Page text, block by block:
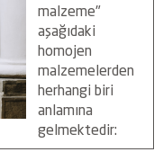
malzeme"
aşağıdaki
homojen
malzemelerden
herhangi biri
anlamına
gelmektedir: